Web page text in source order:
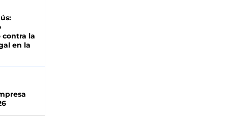
la
en la